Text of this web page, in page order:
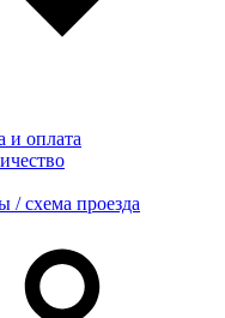
и оплата
/ схема проезда